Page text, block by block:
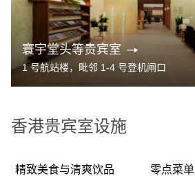
寰宇堂头等贵宾室
1 号航站楼，毗邻 1-4 号登机闸口
香港贵宾室设施
精致美食与清爽饮品 零点菜单